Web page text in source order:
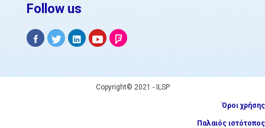
Follow us
Copyright© 2021 - ILSP
Όροι χρήσης
Παλαιός ιστότοπος